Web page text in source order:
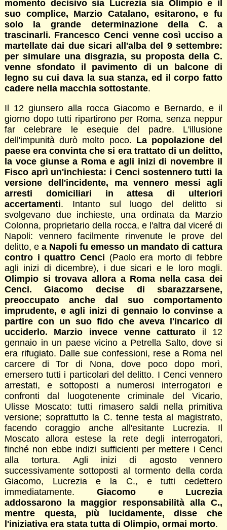
momento decisivo sia Lucrezia sia Olimpio e il
suo complice, Marzio Catalano, esitarono, e fu
solo la grande determinazione della C. a
trascinarli. Francesco Cenci venne così ucciso a
martellate dai due sicari all'alba del 9 settembre:
per simulare una disgrazia, su proposta della C.
venne sfondato il pavimento di un balcone di
legno su cui dava la sua stanza, ed il corpo fatto
cadere nella macchia sottostante.
Il 12 giunsero alla rocca Giacomo e Bernardo, e il
giorno dopo tutti ripartirono per Roma, senza neppur
far celebrare le esequie del padre. L'illusione
dell'impunità durò molto poco. La popolazione del
paese era convinta che si era trattato di un delitto,
la voce giunse a Roma e agli inizi di novembre il
Fisco aprì un'inchiesta: i Cenci sostennero tutti la
versione dell'incidente, ma vennero messi agli
arresti domiciliari in attesa di ulteriori
accertamenti. Intanto sul luogo del delitto si
svolgevano due inchieste, una ordinata da Marzio
Colonna, proprietario della rocca, e l'altra dal viceré di
Napoli: vennero facilmente rinvenute le prove del
delitto, e a Napoli fu emesso un mandato di cattura
contro i quattro Cenci (Paolo era morto di febbre
agli inizi di dicembre), i due sicari e le loro mogli.
Olimpio si trovava allora a Roma nella casa dei
Cenci. Giacomo decise di sbarazzarsene,
preoccupato anche dal suo comportamento
imprudente, e agli inizi di gennaio lo convinse a
partire con un suo fido che aveva l'incarico di
ucciderlo. Marzio invece venne catturato il 12
gennaio in un paese vicino a Petrella Salto, dove si
era rifugiato. Dalle sue confessioni, rese a Roma nel
carcere di Tor di Nona, dove poco dopo morì,
emersero tutti i particolari del delitto. I Cenci vennero
arrestati, e sottoposti a numerosi interrogatori e
confronti dal luogotenente criminale del Vicario,
Ulisse Moscato: tutti rimasero saldi nella primitiva
versione; soprattutto la C. tenne testa al magistrato,
facendo coraggio anche all'esitante Lucrezia. Il
Moscato allora estese la rete degli interrogatori,
finché non ebbe indizi sufficienti per mettere i Cenci
alla tortura. Agli inizi di agosto vennero
successivamente sottoposti al tormento della corda
Giacomo, Lucrezia e la C., e tutti cedettero
immediatamente. Giacomo e Lucrezia
addossarono la maggior responsabilità alla C.,
mentre questa, più lucidamente, disse che
l'iniziativa era stata tutta di Olimpio, ormai morto.